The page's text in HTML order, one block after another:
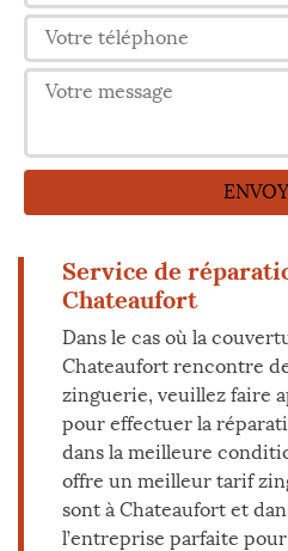
Service de
Chateaufort
Dans le cas où la
Chateaufort rencontre
zinguerie, veuillez faire
pour effectuer la
dans la meilleure
offre un meilleur tarif
sont à Chateaufort et
l’entreprise parfaite